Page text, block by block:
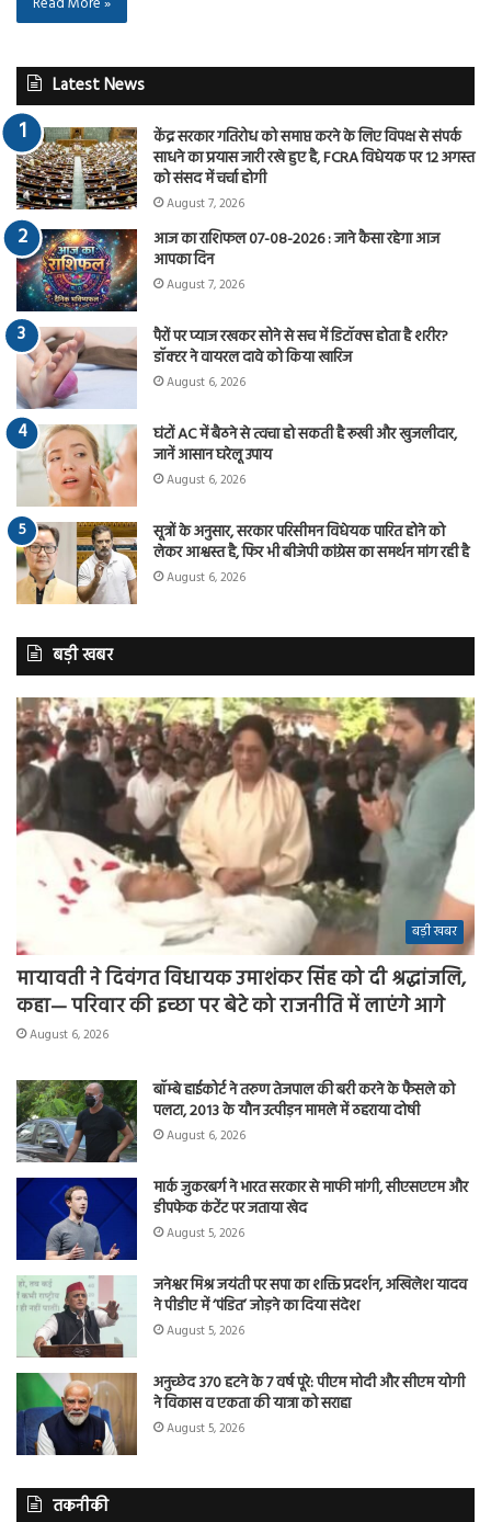
Latest News
केंद्र सरकार गतिरोध को समाप्त करने के लिए विपक्ष से संपर्क
साधने का प्रयास जारी रखे हुए है, FCRA विधेयक पर 12 अगस्त
को संसद में चर्चा होगी
August 7, 2026
आज का राशिफल 07-08-2026 : जाने कैसा रहेगा आज
आपका दिन
August 7, 2026
पैरों पर प्याज रखकर सोने से सच में डिटॉक्स होता है शरीर?
डॉक्टर ने वायरल दावे को किया खारिज
August 6, 2026
घंटों AC में बैठने से त्वचा हो सकती है रूखी और खुजलीदार,
जानें आसान घरेलू उपाय
August 6, 2026
सूत्रों के अनुसार, सरकार परिसीमन विधेयक पारित होने को
लेकर आश्वस्त है, फिर भी बीजेपी कांग्रेस का समर्थन मांग रही है
August 6, 2026
बड़ी खबर
बड़ी खबर
मायावती ने दिवंगत विधायक उमाशंकर सिंह को दी श्रद्धांजलि,
कहा— परिवार की इच्छा पर बेटे को राजनीति में लाएंगे आगे
August 6, 2026
बॉम्बे हाईकोर्ट ने तरुण तेजपाल की बरी करने के फैसले को
पलटा, 2013 के यौन उत्पीड़न मामले में ठहराया दोषी
August 6, 2026
मार्क जुकरबर्ग ने भारत सरकार से माफी मांगी, सीएसएएम और
डीपफेक कंटेंट पर जताया खेद
August 5, 2026
जनेश्वर मिश्र जयंती पर सपा का शक्ति प्रदर्शन, अखिलेश यादव
ने पीडीए में ‘पंडित’ जोड़ने का दिया संदेश
August 5, 2026
अनुच्छेद 370 हटने के 7 वर्ष पूरे: पीएम मोदी और सीएम योगी
ने विकास व एकता की यात्रा को सराहा
August 5, 2026
तकनीकी